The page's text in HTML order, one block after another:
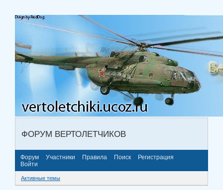
ФОРУМ ВЕРТОЛЕТЧИКОВ
Форум Участники Правила Поиск
Регистрация
Войти
Активные темы